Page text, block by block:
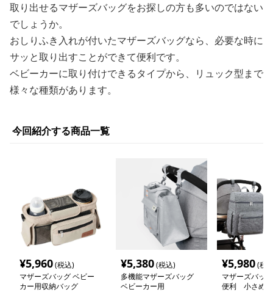
取り出せるマザーズバッグをお探しの方も多いのではない
でしょうか。
おしりふき入れが付いたマザーズバッグなら、必要な時に
サッと取り出すことができて便利です。
ベビーカーに取り付けできるタイプから、リュック型まで
様々な種類があります。
今回紹介する商品一覧
¥5,960(税込)
マザーズバッグ ベビー
カー用収納バッグ
¥5,380(税込)
多機能マザーズバッグ
ベビーカー用
¥5,980(税
マザーズバッ
便利 小さめ